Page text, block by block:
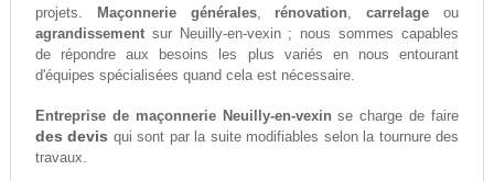
projets.
Maçonnerie générales, rénovation,carrelage ou
agrandissementsur Neuilly-en-vexin ; nous sommes capables
de répondre aux besoins les plus variés en nous entourant
d'équipes spécialisées quand cela est nécessaire.
Entreprise de maçonnerie Neuilly-en-vexin se charge de faire
des devis qui sont par la suite modifiables selon la tournure des
travaux.